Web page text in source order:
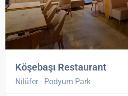
Köşebaşı Restaurant
Nilüfer - Podyum Park